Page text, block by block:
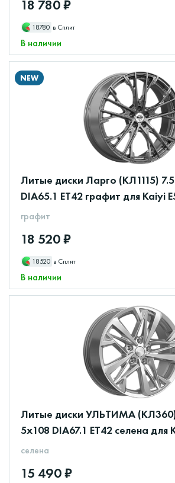
18 780 ₽
18780 в Сплит
В наличии
NEW
Литые диски Ларго (КЛ1115)
DIA65.1 ET42 графит для Kaiyi
графит
18 520 ₽
18520 в Сплит
В наличии
Литые диски УЛЬТИМА (КЛ360)
5x108 DIA67.1 ET42 селена для
селена
15 490 ₽